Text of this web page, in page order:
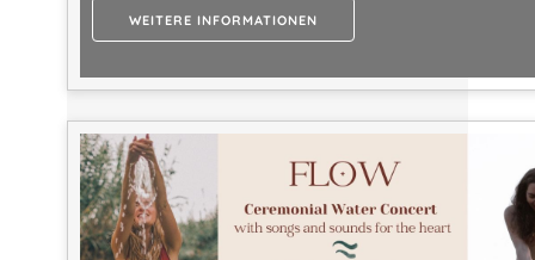
WEITERE INFORMATIONEN